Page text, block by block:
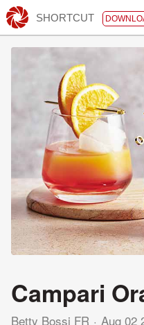
SHORTCUT
Campari
Betty Bossi FR Aug 02